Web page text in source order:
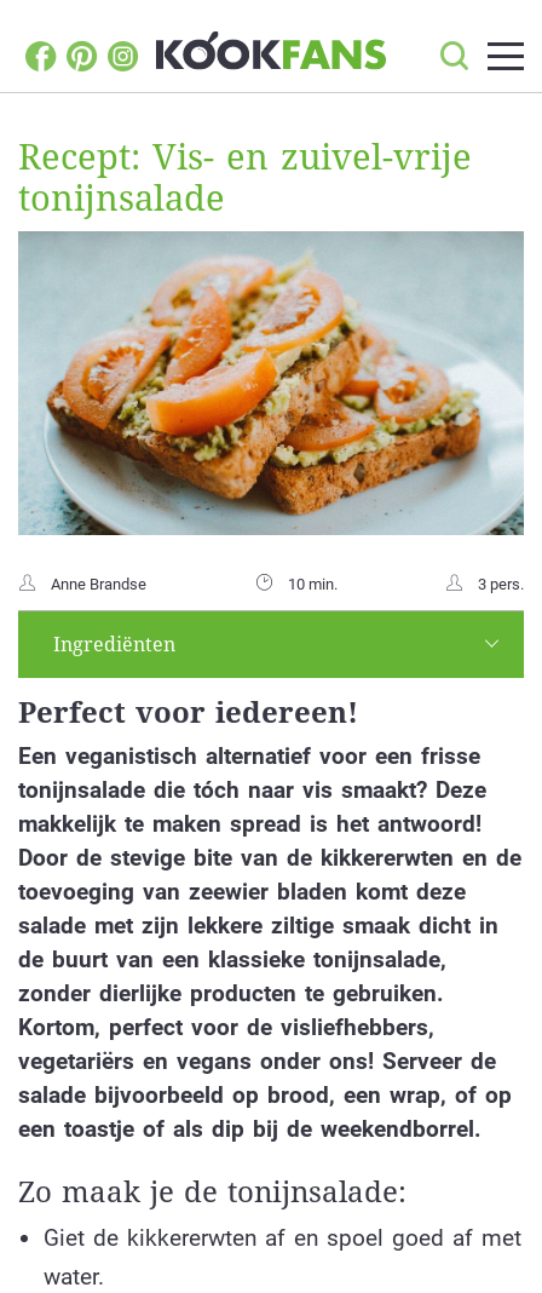
Recept: Vis- en zuivel-vrije
tonijnsalade
Anne Brandse 10 min. 3 pers.
Ingrediënten
Perfect voor iedereen!
Een veganistisch alternatief voor een frisse
tonijnsalade die tóch naar vis smaakt? Deze
makkelijk te maken spread is het antwoord!
Door de stevige bite van de kikkererwten en de
toevoeging van zeewier bladen komt deze
salade met zijn lekkere ziltige smaak dicht in
de buurt van een klassieke tonijnsalade,
zonder dierlijke producten te gebruiken.
Kortom, perfect voor de visliefhebbers,
vegetariërs en vegans onder ons! Serveer de
salade bijvoorbeeld op brood, een wrap, of op
een toastje of als dip bij de weekendborrel.
Zo maak je de tonijnsalade:
Giet de kikkererwten af en spoel goed af met
water.